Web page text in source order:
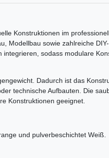
Konstruktionen im
Modellbau sowie zahlreiche
sodass modulare
Dadurch ist das
technische Aufbauten. Die
Konstruktionen geeignet.
und pulverbeschichtet Weiß.